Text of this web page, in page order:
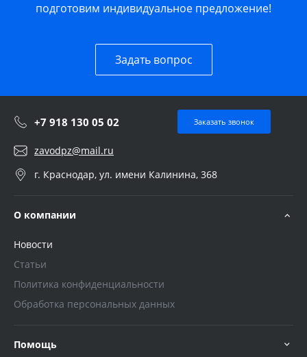
подготовим индивидуальное предложение!
Задать вопрос
+7 918 130 05 02 Заказать звонок
zavodpz@mail.ru
г. Краснодар, ул. имени Калинина, 368
О компании
Новости
Статьи
Политика конфиденциальности
Обработка персональных данных
Помощь